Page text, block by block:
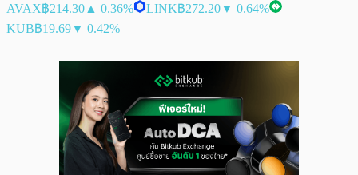
AVAX฿214.30 ▲ 0.36% LINK฿272.20▼ 0.64%
KUB฿19.69▼ 0.42%